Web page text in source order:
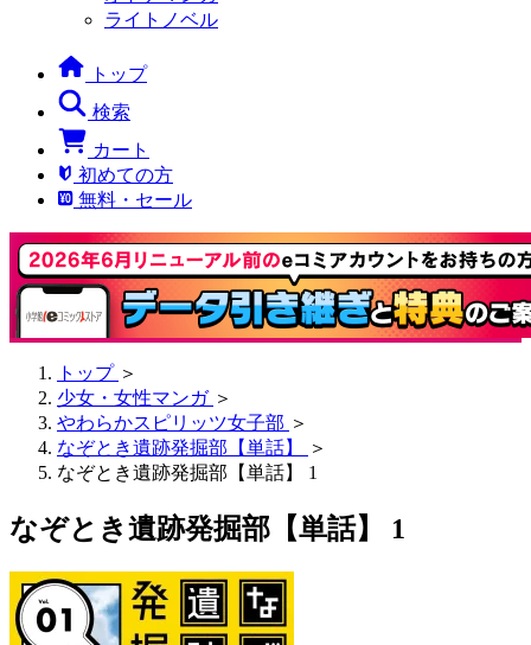
ライトノベル
トップ
検索
カート
初めての方
無料・セール
トップ ＞
少女・女性マンガ ＞
やわらかスピリッツ女子部 ＞
なぞとき遺跡発掘部【単話】
＞
なぞとき遺跡発掘部【単話】 1
なぞとき遺跡発掘部【単話】 1